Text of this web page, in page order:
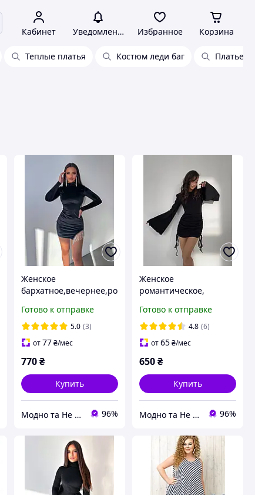
Кабинет Уведомления Избранное Корзина
Теплые платья Костюм леди баг Платье в
Женское
бархатное,вечернее,ро
мини платье-гольф с
длинным рукавом и
бахромой из страз
Готово к отправке
5.0 (3)
от77 ₴/мес
770 ₴
Купить
Модно та Не Дорого 96%
Женское
романтическое,
повседневное мини
платье с воланами на
рукавах и на завязках
по бокам
Готово к отправке
4.8 (6)
от65₴/мес
650₴
Купить
Модно та Не Дорого 96%